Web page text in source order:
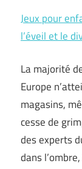
Jeux pour
l’éveil et le
La majorité
Europe
magasins,
cesse de
des experts
dans